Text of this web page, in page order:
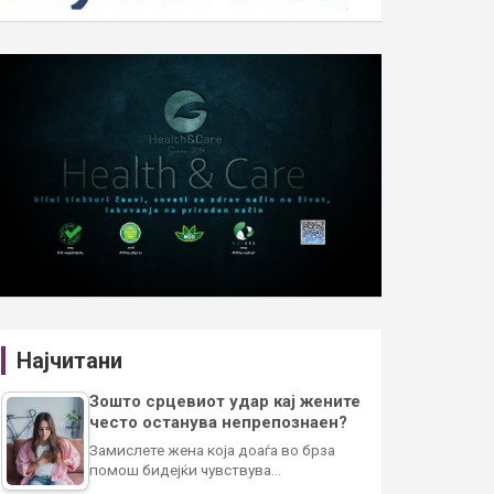
Најчитани
Зошто срцевиот удар кај жените
често останува непрепознаен?
Замислете жена која доаѓа во брза
помош бидејќи чувствува…